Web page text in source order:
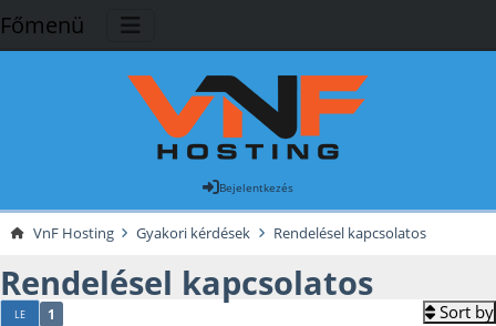
Főmenü
Bejelentkezés
VnF Hosting Gyakori kérdések Rendelésel kapcsolatos
Rendelésel kapcsolatos
LE 1 Sort by